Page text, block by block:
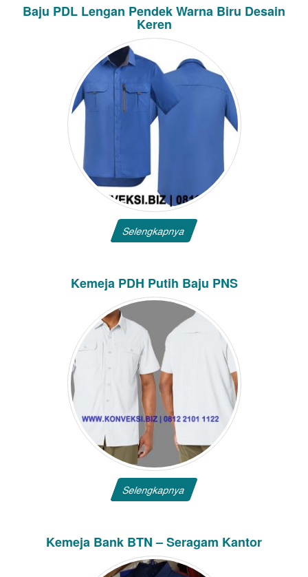
Baju PDL Lengan Pendek Warna Biru Desain
Keren
Selengkapnya
Kemeja PDH Putih Baju PNS
Selengkapnya
Kemeja Bank BTN – Seragam Kantor